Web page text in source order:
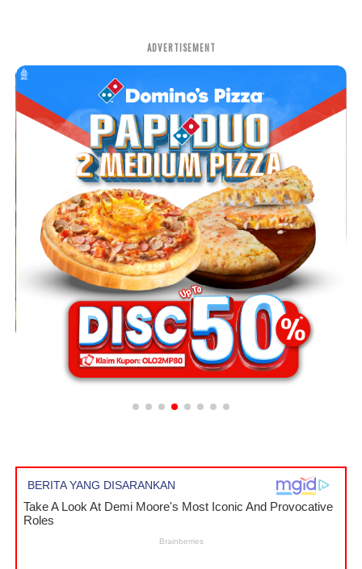
ADVERTISEMENT